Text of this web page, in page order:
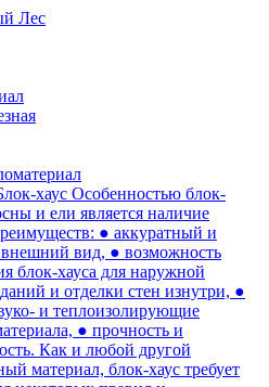
хаус Особенностью блок-
и ели является наличие
● аккуратный и
вид, ● возможность
блок-хауса для наружной
и отделки стен изнутри, ●
и теплоизолирующие
● прочность и
Как и любой другой
материал, блок-хаус требует